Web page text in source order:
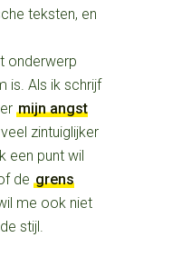
teksten, en
onderwerp
is. Als ik schrijf
mijn angst
zintuiglijker
een punt wil
de grens
wil me ook niet
stijl.